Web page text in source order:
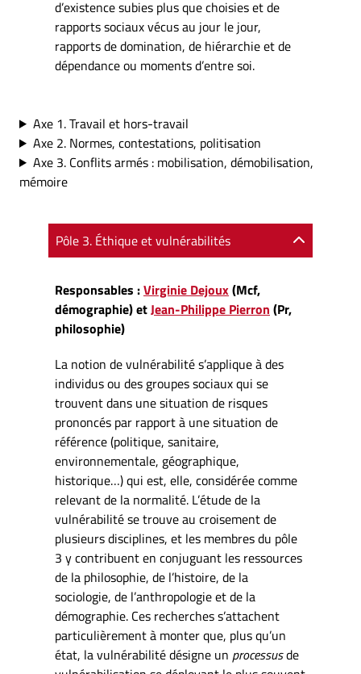
d’existence subies plus que choisies et de
rapports sociaux vécus au jour le jour,
rapports de domination, de hiérarchie et de
dépendance ou moments d’entre soi.
Axe 1. Travail et hors-travail
Axe 2. Normes, contestations, politisation
Axe 3. Conflits armés : mobilisation, démobilisation,
mémoire
Pôle 3. Éthique et vulnérabilités
Responsables :Virginie Dejoux(Mcf,
démographie) etJean-Philippe Pierron (Pr,
philosophie)
La notion de vulnérabilité s’applique à des
individus ou des groupes sociaux qui se
trouvent dans une situation de risques
prononcés par rapport à une situation de
référence (politique, sanitaire,
environnementale, géographique,
historique…) qui est, elle, considérée comme
relevant de la normalité. L’étude de la
vulnérabilité se trouve au croisement de
plusieurs disciplines, et les membres du pôle
3 y contribuent en conjuguant les ressources
de la philosophie, de l’histoire, de la
sociologie, de l’anthropologie et de la
démographie. Ces recherches s’attachent
particulièrement à monter que, plus qu’un
état, la vulnérabilité désigne un processusde